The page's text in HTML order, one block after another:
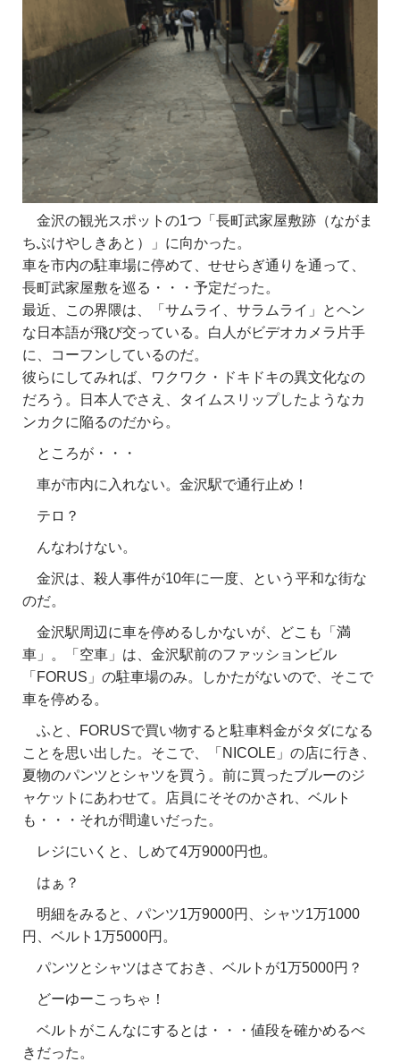
金沢の観光スポットの1つ「長町武家屋敷跡（ながま
ちぶけやしきあと）」に向かった。
車を市内の駐車場に停めて、せせらぎ通りを通って、
長町武家屋敷を巡る・・・予定だった。
最近、この界隈は、「サムライ、サラムライ」とヘン
な日本語が飛び交っている。白人がビデオカメラ片手
に、コーフンしているのだ。
彼らにしてみれば、ワクワク・ドキドキの異文化なの
だろう。日本人でさえ、タイムスリップしたようなカ
ンカクに陥るのだから。
ところが・・・
車が市内に入れない。金沢駅で通行止め！
テロ？
んなわけない。
金沢は、殺人事件が10年に一度、という平和な街な
のだ。
金沢駅周辺に車を停めるしかないが、どこも「満
車」。「空車」は、金沢駅前のファッションビル
「FORUS」の駐車場のみ。しかたがないので、そこで
車を停める。
ふと、FORUSで買い物すると駐車料金がタダになる
ことを思い出した。そこで、「NICOLE」の店に行き、
夏物のパンツとシャツを買う。前に買ったブルーのジ
ャケットにあわせて。店員にそそのかされ、ベルト
も・・・それが間違いだった。
レジにいくと、しめて4万9000円也。
はぁ？
明細をみると、パンツ1万9000円、シャツ1万1000
円、ベルト1万5000円。
パンツとシャツはさておき、ベルトが1万5000円？
どーゆーこっちゃ！
ベルトがこんなにするとは・・・値段を確かめるべ
きだった。